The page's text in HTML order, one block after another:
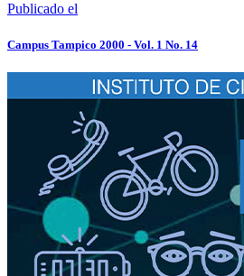
Publicado el
Campus Tampico 2000 - Vol. 1 No. 14